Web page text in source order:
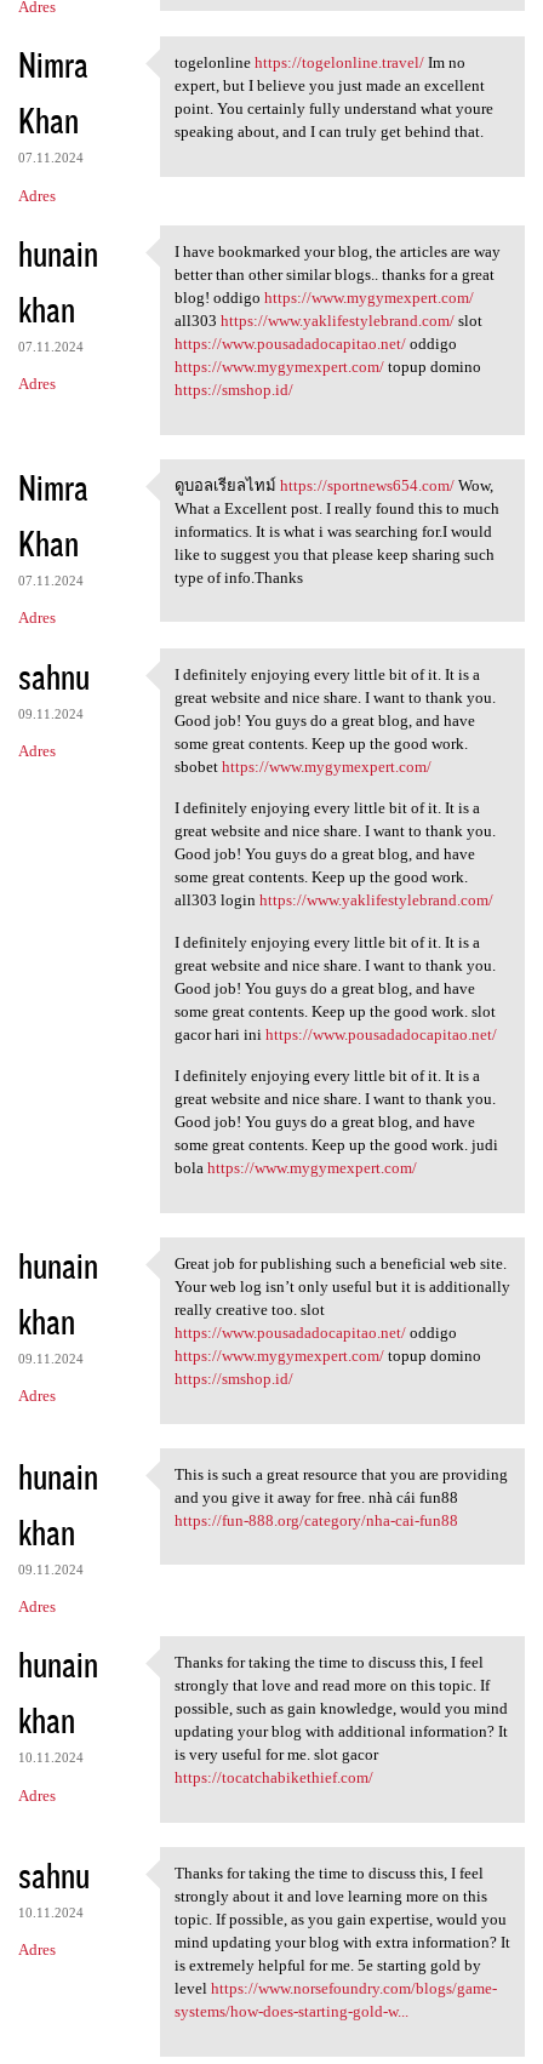
Adres
Nimra
Khan
07.11.2024
Adres
togelonline https:/
togelonline https://togelonline.travel/Im no
expert, but I believe you just made an excellent
point. You certainly fully understand what youre
speaking about, and I can truly get behind that.
hunain
khan
07.11.2024
Adres
I have bookmarked your blog,
I have bookmarked your blog, the articles are way
better than other similar blogs.. thanks for a great
blog! oddigo https://www.mygymexpert.com/
all303 https://www.yaklifestylebrand.com/slot
https://www.pousadadocapitao.net/oddigo
https://www.mygymexpert.com/topup domino
https://smshop.id/
Nimra
Khan
07.11.2024
Adres
ดูบอลเรียลไทม์ https:/
ดูบอลเรียลไทม์ https://sportnews654.com/Wow,
What a Excellent post. I really found this to much
informatics. It is what i was searching for.I would
like to suggest you that please keep sharing such
type of info.Thanks
sahnu
09.11.2024
Adres
I definitely enjoying every
I definitely enjoying every little bit of it. It is a
great website and nice share. I want to thank you.
Good job! You guys do a great blog, and have
some great contents. Keep up the good work.
sbobet https://www.mygymexpert.com/
I definitely enjoying every little bit of it. It is a
great website and nice share. I want to thank you.
Good job! You guys do a great blog, and have
some great contents. Keep up the good work.
all303 login https://www.yaklifestylebrand.com/
I definitely enjoying every little bit of it. It is a
great website and nice share. I want to thank you.
Good job! You guys do a great blog, and have
some great contents. Keep up the good work. slot
gacor hari ini https://www.pousadadocapitao.net/
I definitely enjoying every little bit of it. It is a
great website and nice share. I want to thank you.
Good job! You guys do a great blog, and have
some great contents. Keep up the good work. judi
bola https://www.mygymexpert.com/
hunain
khan
09.11.2024
Adres
Great job for publishing such
Great job for publishing such a beneficial web site.
Your web log isn’t only useful but it is additionally
really creative too. slot
https://www.pousadadocapitao.net/oddigo
https://www.mygymexpert.com/topup domino
https://smshop.id/
hunain
khan
09.11.2024
Adres
This is such a great resource
This is such a great resource that you are providing
and you give it away for free. nhà cái fun88
https://fun-888.org/category/nha-cai-fun88
hunain
khan
10.11.2024
Adres
Thanks for taking the time to
Thanks for taking the time to discuss this, I feel
strongly that love and read more on this topic. If
possible, such as gain knowledge, would you mind
updating your blog with additional information? It
is very useful for me. slot gacor
https://tocatchabikethief.com/
sahnu
10.11.2024
Adres
Thanks for taking the time to
Thanks for taking the time to discuss this, I feel
strongly about it and love learning more on this
topic. If possible, as you gain expertise, would you
mind updating your blog with extra information? It
is extremely helpful for me. 5e starting gold by
level https://www.norsefoundry.com/blogs/game-
systems/how-does-starting-gold-w...